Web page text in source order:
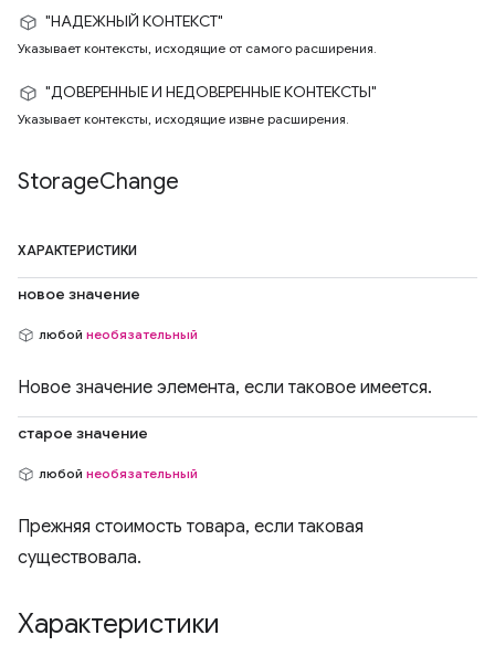
"НАДЕЖНЫЙ КОНТЕКСТ"
Указывает контексты, исходящие от самого расширения.
"ДОВЕРЕННЫЕ И НЕДОВЕРЕННЫЕ КОНТЕКСТЫ"
Указывает контексты, исходящие извне расширения.
StorageChange
ХАРАКТЕРИСТИКИ
новое значение
любой необязательный
Новое значение элемента, если таковое имеется.
старое значение
любой необязательный
Прежняя стоимость товара, если таковая
существовала.
Характеристики